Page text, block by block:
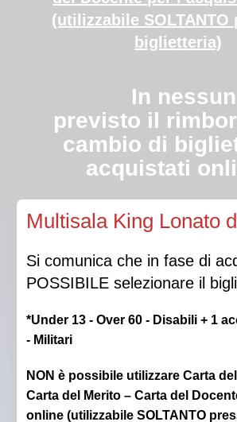
(utilizzabile SOLTANTO
biglietteria)
In nessun
previsto il
cambio di
acquistati
luci spente, non sarà garantito il
Multisala King Lonato
Si comunica che in fase di
POSSIBILE selezionare il
*Under 13 - Over 60 - Disabili + 1
- Militari
NON è possibile utilizzare Carta
Carta del Merito – Carta del
online (utilizzabile SOLTANTO